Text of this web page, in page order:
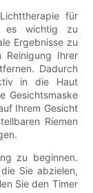
für
es wichtig zu
Ergebnisse zu
Reinigung Ihrer
Dadurch
in die Haut
Gesichtsmaske
Ihrem Gesicht
Riemen
zu beginnen.
Sie abzielen,
Sie den Timer